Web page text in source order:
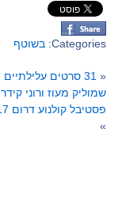
Categories: בשוטף
«
שמוליק מעוז ורוני קידר
פסטיבל קולנוע דרום 2017: הכירו את אמט אסקלנטה וליסנדרו אלונסו
»